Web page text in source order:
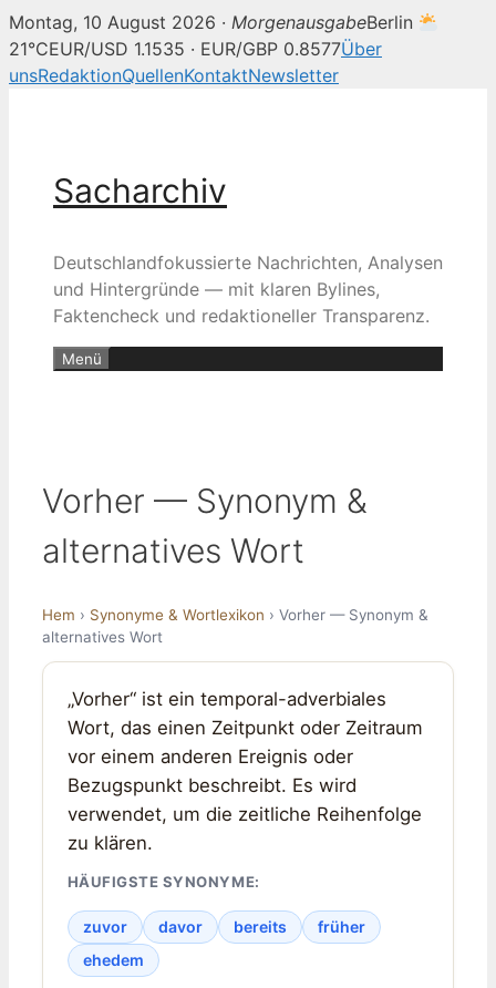
Montag, 10 August 2026 · MorgenausgabeBerlin
21°CEUR/USD 1.1535 · EUR/GBP 0.8577Über
unsRedaktionQuellenKontaktNewsletter
Sacharchiv
Deutschlandfokussierte Nachrichten, Analysen
und Hintergründe — mit klaren Bylines,
Faktencheck und redaktioneller Transparenz.
Menü
Vorher — Synonym &
alternatives Wort
Hem › Synonyme & Wortlexikon › Vorher — Synonym &
alternatives Wort
„Vorher“ ist ein temporal-adverbiales
Wort, das einen Zeitpunkt oder Zeitraum
vor einem anderen Ereignis oder
Bezugspunkt beschreibt. Es wird
verwendet, um die zeitliche Reihenfolge
zu klären.
HÄUFIGSTE SYNONYME:
zuvor davor bereits
früher
ehedem